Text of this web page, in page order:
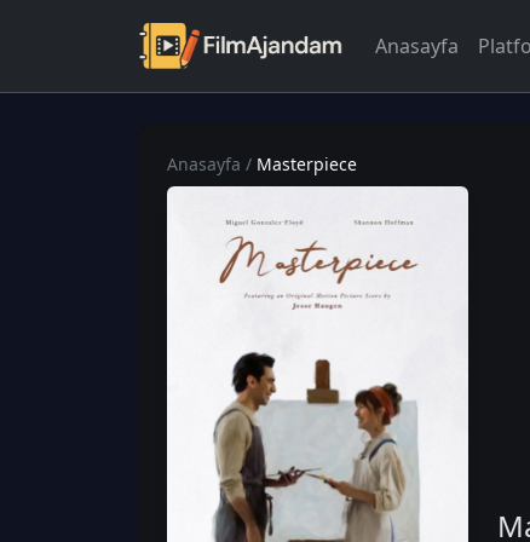
Anasayfa
Anasayfa / Masterpiece